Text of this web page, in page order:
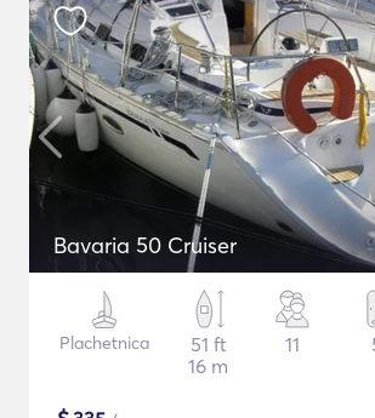
Bavaria 50 Cruiser
Plachetnica
51 ft
16 m
11